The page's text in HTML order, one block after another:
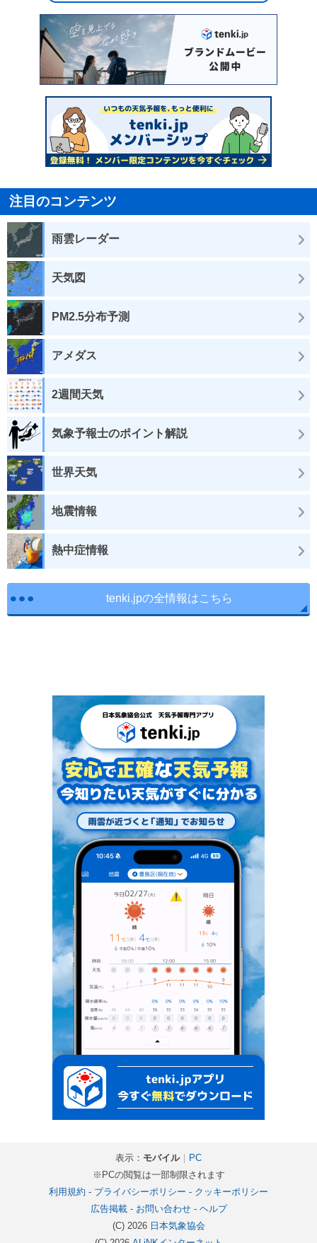
注目のコンテンツ
雨雲レーダー
天気図
PM2.5分布予測
アメダス
2週間天気
気象予報士のポイント解説
世界天気
地震情報
熱中症情報
tenki.jpの全情報はこちら
表示： モバイル｜
PC
※PCの閲覧は一部制限されます
利用規約 - プライバシーポリシー - クッキーポリシー
広告掲載- お問い合わせ- ヘルプ
(C) 2026 日本気象協会